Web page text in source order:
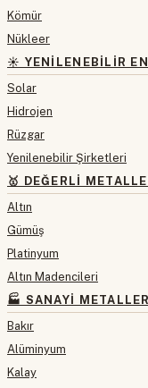
Kömür
Nükleer
☀️ YENILENEBILIR
Solar
Hidrojen
Rüzgar
Yenilenebilir Şirketleri
🥇 DEĞERLI
Altın
Gümüş
Platinyum
Altın Madencileri
🏭 SANAYI
Bakır
Alüminyum
Kalay